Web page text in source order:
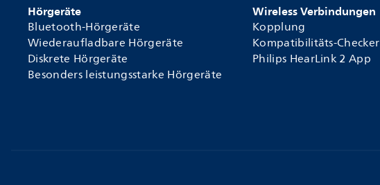
Hörgeräte
Bluetooth-Hörgeräte
Wiederaufladbare Hörgeräte
Diskrete Hörgeräte
Besonders leistungsstarke Hörgeräte
Wireless Verbindungen
Kopplung
Kompatibilitäts-Checker
Philips HearLink 2 App